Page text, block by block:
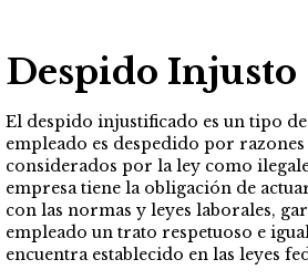
Despido Injusto
El despido injustificado es un tipo
empleado es despedido por
considerados por la ley como
empresa tiene la obligación de
con las normas y leyes laborales,
empleado un trato respetuoso e
encuentra establecido en las leyes